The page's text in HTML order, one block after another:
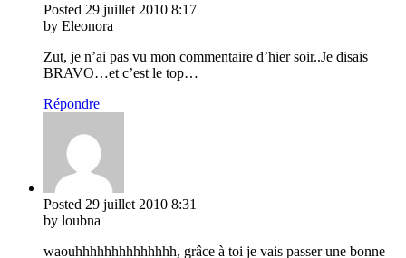
Posted 29 juillet 2010 8:17
by Eleonora
Zut, je n’ai pas vu mon commentaire d’hier soir..Je disais
BRAVO…et c’est le top…
Répondre
Posted 29 juillet 2010 8:31
by loubna
waouhhhhhhhhhhhhhh, grâce à toi je vais passer une bonne